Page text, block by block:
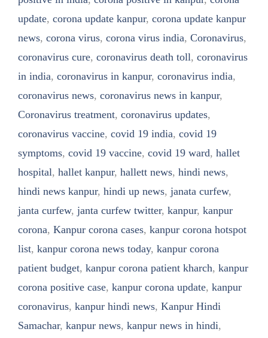
update, corona update kanpur, corona update kanpur
news, corona virus, corona virus india, Coronavirus,
coronavirus cure, coronavirus death toll, coronavirus
in india, coronavirus in kanpur, coronavirus india,
coronavirus news, coronavirus news in kanpur,
Coronavirus treatment, coronavirus updates,
coronavirus vaccine, covid 19 india, covid 19
symptoms, covid 19 vaccine, covid 19 ward, hallet
hospital, hallet kanpur, hallett news, hindi news,
hindi news kanpur, hindi up news, janata curfew,
janta curfew, janta curfew twitter, kanpur, kanpur
corona, Kanpur corona cases, kanpur corona hotspot
list, kanpur corona news today, kanpur corona
patient budget, kanpur corona patient kharch, kanpur
corona positive case, kanpur corona update, kanpur
coronavirus, kanpur hindi news, Kanpur Hindi
Samachar, kanpur news, kanpur news in hindi,